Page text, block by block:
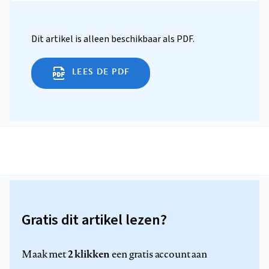
Dit artikel is alleen beschikbaar als PDF.
LEES DE PDF
Gratis dit artikel lezen?
Maak met2 klikkeneen gratis account aan